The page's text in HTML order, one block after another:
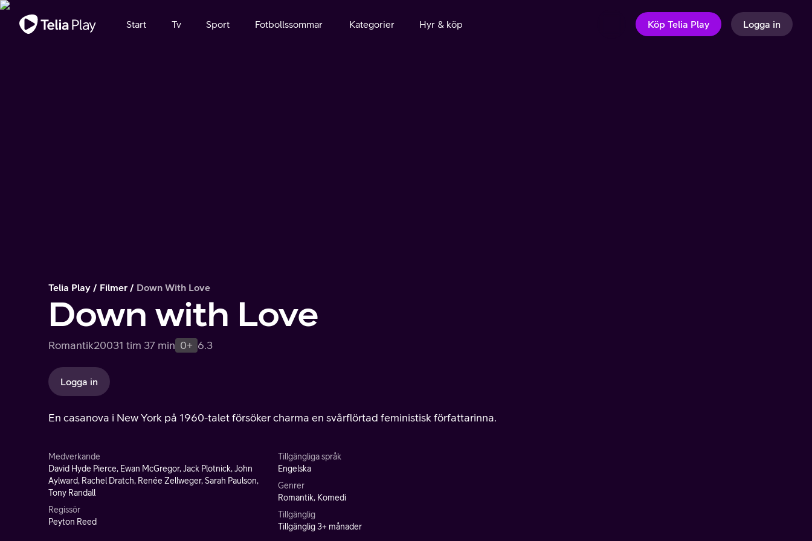
Viktigt meddelande
Start Tv Sport Fotbollssommar Kategorier Hyr & köp Köp Telia Play Logga in
Telia Play Filmer Down With Love
Down with Love
Romantik20031 tim 37 min 0+ 6.3
Logga in
En casanova i New York på 1960-talet försöker charma en svårflörtad feministisk författarinna.
Medverkande
David Hyde Pierce, Ewan McGregor, Jack Plotnick, John
Aylward, Rachel Dratch, Renée Zellweger, Sarah Paulson,
Tony Randall
Regissör
Peyton Reed
Tillgängliga språk
Engelska
Genrer
Romantik, Komedi
Tillgänglig
Tillgänglig 3+ månader